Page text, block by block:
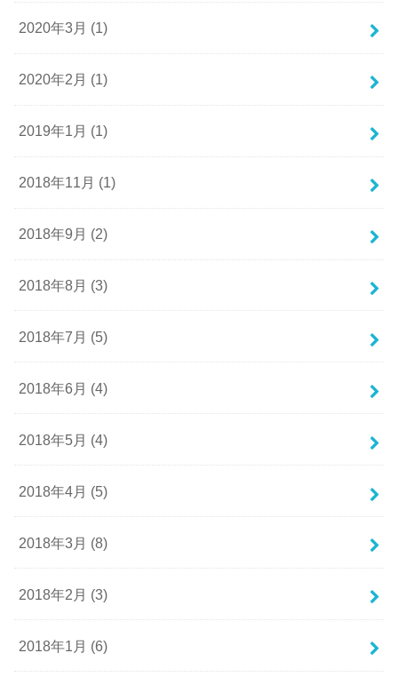
2020年3月 (1)
2020年2月 (1)
2019年1月 (1)
2018年11月 (1)
2018年9月 (2)
2018年8月 (3)
2018年7月 (5)
2018年6月 (4)
2018年5月 (4)
2018年4月 (5)
2018年3月 (8)
2018年2月 (3)
2018年1月 (6)